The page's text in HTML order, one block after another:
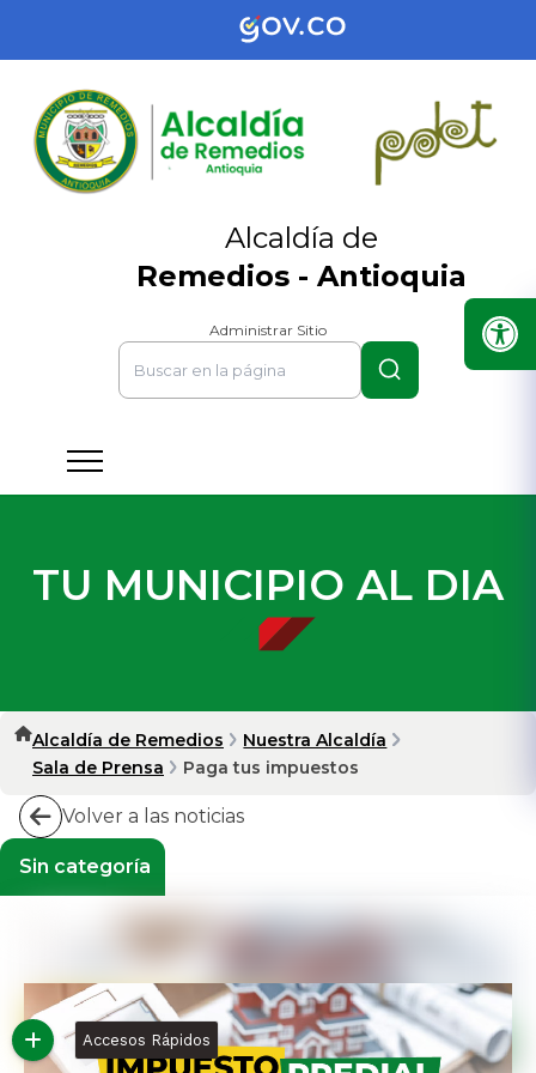
Alcaldía de
Remedios - Antioquia
Administrar Sitio
TU MUNICIPIO AL DIA
Alcaldía de Remedios
Nuestra Alcaldía
Sala de Prensa
Paga tus impuestos
Volver a las noticias
Sin categoría
Accesos Rápidos